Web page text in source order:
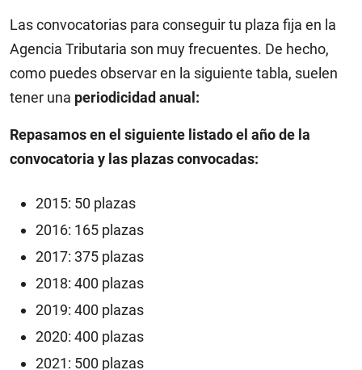
Las convocatorias para conseguir tu plaza fija en la
Agencia Tributaria son muy frecuentes. De hecho,
como puedes observar en la siguiente tabla, suelen
tener una periodicidad anual:
Repasamos en el siguiente listado el año de la
convocatoria y las plazas convocadas:
2015: 50 plazas
2016: 165 plazas
2017: 375 plazas
2018: 400 plazas
2019: 400 plazas
2020: 400 plazas
2021: 500 plazas